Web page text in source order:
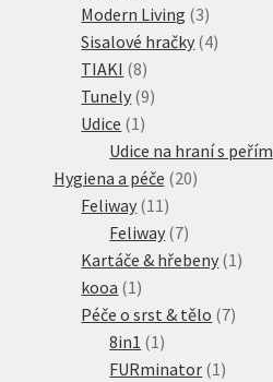
produkt
Modern Living 33
produkty
Sisalové hračky 44
TIAKI 88
produktů
Tunely 99
Udice 1 1
produkt
Udice na hraní s peřím
Hygiena a péče 2020
Feliway 11 11
produktů
Feliway 77
produktů
Kartáče & hřebeny 1 1
kooa 1 1
produkt
Péče o srst & tělo 77
8in1 1 1
produkt
FURminator 1 1